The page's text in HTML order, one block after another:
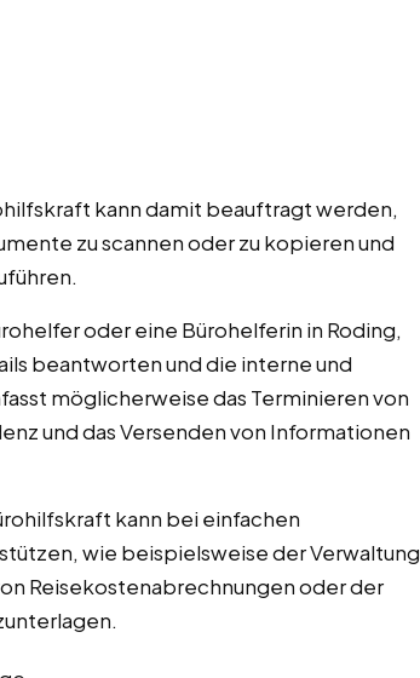
kann damit beauftragt werden,
zu scannen oder zu kopieren und
oder eine Bürohelferin in Roding,
beantworten und die interne und
möglicherweise das Terminieren von
und das Versenden von Informationen
kann bei einfachen
wie beispielsweise der Verwaltung
Reisekostenabrechnungen oder der